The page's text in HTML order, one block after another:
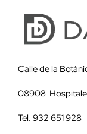
Calle de la
08908
Tel. 932 651 928